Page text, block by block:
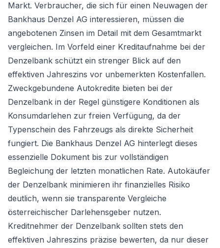
Markt. Verbraucher, die sich für einen Neuwagen der
Bankhaus Denzel AG interessieren, müssen die
angebotenen Zinsen im Detail mit dem Gesamtmarkt
vergleichen. Im Vorfeld einer Kreditaufnahme bei der
Denzelbank schützt ein strenger Blick auf den
effektiven Jahreszins vor unbemerkten Kostenfallen.
Zweckgebundene Autokredite bieten bei der
Denzelbank in der Regel günstigere Konditionen als
Konsumdarlehen zur freien Verfügung, da der
Typenschein des Fahrzeugs als direkte Sicherheit
fungiert. Die Bankhaus Denzel AG hinterlegt dieses
essenzielle Dokument bis zur vollständigen
Begleichung der letzten monatlichen Rate. Autokäufer
der Denzelbank minimieren ihr finanzielles Risiko
deutlich, wenn sie transparente Vergleiche
österreichischer Darlehensgeber nutzen.
Kreditnehmer der Denzelbank sollten stets den
effektiven Jahreszins präzise bewerten, da nur dieser